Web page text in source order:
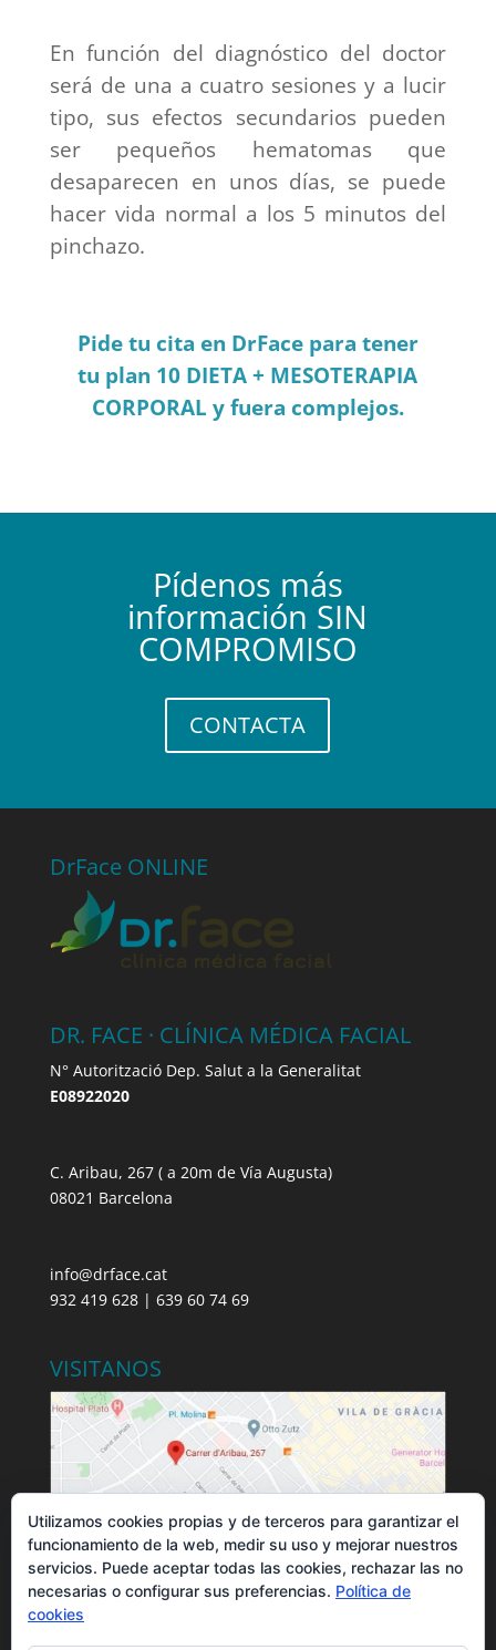
En función del diagnóstico del doctor
será de una a cuatro sesiones y a lucir
tipo, sus efectos secundarios pueden
ser pequeños hematomas que
desaparecen en unos días, se puede
hacer vida normal a los 5 minutos del
pinchazo.
Pide tu cita en DrFace para tener
tu plan 10 DIETA + MESOTERAPIA
CORPORAL y fuera complejos.
Pídenos más
información SIN
COMPROMISO
CONTACTA
DrFace ONLINE
DR. FACE · CLÍNICA MÉDICA FACIAL
N° Autorització Dep. Salut a la Generalitat
E08922020
C. Aribau, 267 ( a 20m de Vía Augusta)
08021 Barcelona
info@drface.cat
932 419 628 | 639 60 74 69
VISITANOS
Utilizamos cookies propias y de terceros para garantizar el
funcionamiento de la web, medir su uso y mejorar nuestros
servicios. Puede aceptar todas las cookies, rechazar las no
necesarias o configurar sus preferencias. Política de
cookies